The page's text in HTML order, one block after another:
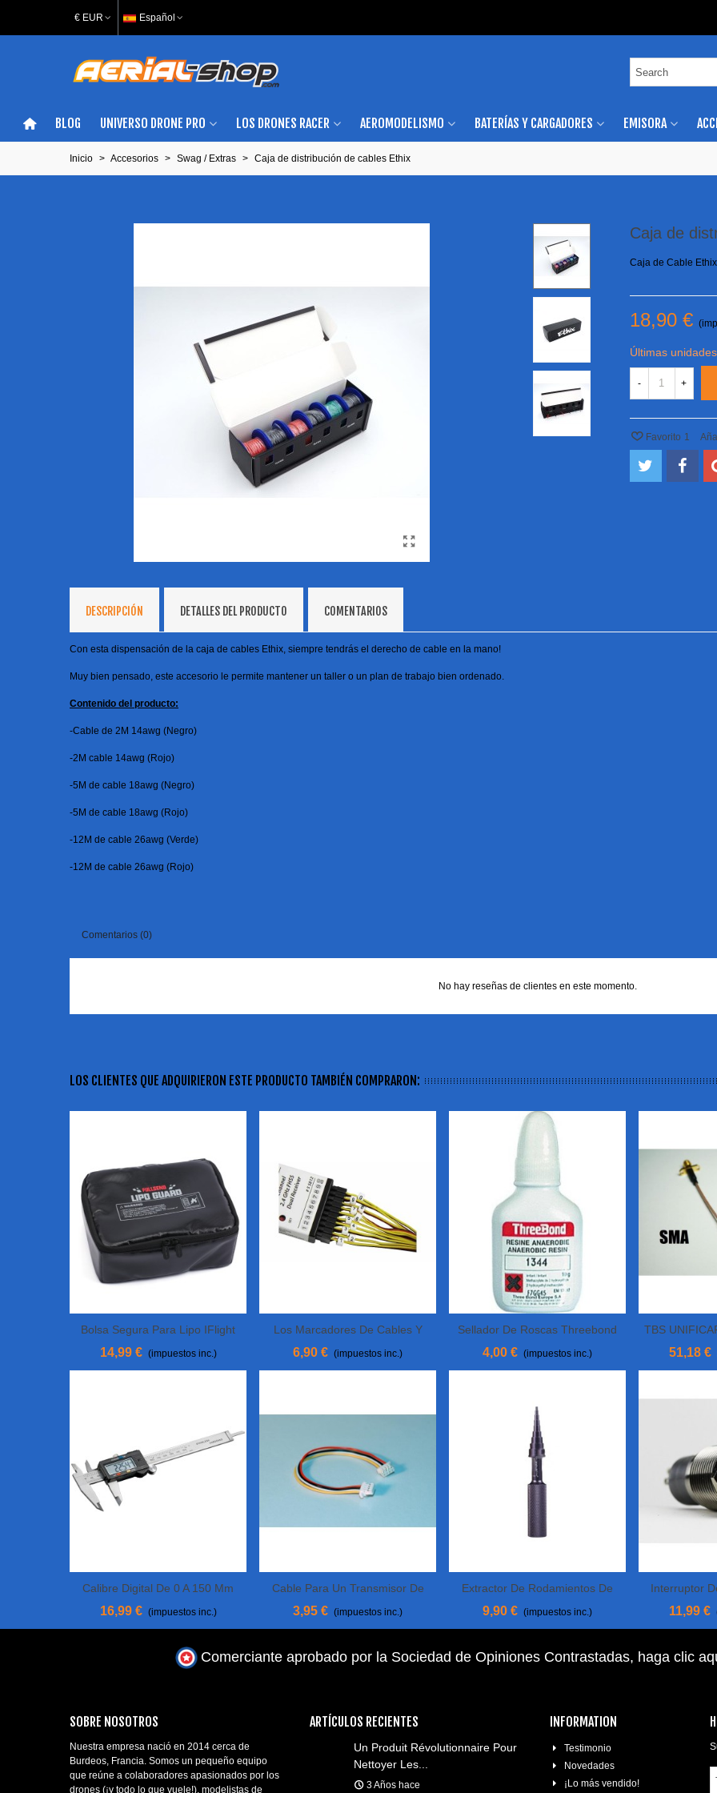
€ EUR Español
BLOG UNIVERSO DRONE PRO LOS DRONES RACER AEROMODELISMO BATERÍAS Y CARGADORES EMISORA
Inicio > Accesorios > Swag / Extras > Caja de distribución de cables Ethix
Caja de
Caja de Cable Ethix
18,90 €
Últimas
- +
Favorito 1
DESCRIPCIÓN DETALLES DEL PRODUCTO COMENTARIOS
Con esta dispensación de la caja de cables Ethix, siempre tendrás el derecho de cable en la mano!
Muy bien pensado, este accesorio le permite mantener un taller o un plan de trabajo bien ordenado.
Contenido del producto:
-Cable de 2M 14awg (Negro)
-2M cable 14awg (Rojo)
-5M de cable 18awg (Negro)
-5M de cable 18awg (Rojo)
-12M de cable 26awg (Verde)
-12M de cable 26awg (Rojo)
Comentarios (0)
No hay reseñas de clientes en este momento.
LOS CLIENTES QUE ADQUIRIERON ESTE PRODUCTO TAMBIÉN COMPRARON:
Ver Más
Bolsa Segura Para Lipo IFlight
14,99 € (impuestos inc.)
Añadir Al Carrito
Calibre Digital De 0 A 150 Mm
16,99 € (impuestos inc.)
Añadir Al Carrito
Los Marcadores De Cables Y
Servo-MPX
6,90 € (impuestos inc.)
Ver Más
Cable Para Un Transmisor De
Video 5V TBS
3,95 € (impuestos inc.)
Ver Más
Sellador De Roscas Threebond
4,00 € (impuestos inc.)
Añadir Al Carrito
Extractor De Rodamientos De
9,90 € (impuestos inc.)
Ver
TBS
51,18 €
Añadir Al
Interruptor
11,99 €
SOBRE NOSOTROS
Nuestra empresa nació en 2014 cerca de
Burdeos, Francia. Somos un pequeño equipo
que reúne a colaboradores apasionados por los
drones (¡y todo lo que vuele!), modelistas de
ARTÍCULOS RECIENTES
Un Produit Révolutionnaire Pour
Nettoyer Les...
3 Años hace
INFORMATION
Testimonio
Novedades
¡Lo más vendido!
Comerciante aprobado por la Sociedad de Opiniones Contrastadas, haga clic